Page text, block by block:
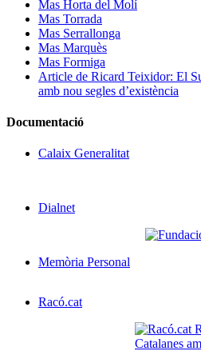
Mas Horta del Molí
Mas Torrada
Mas Serrallonga
Mas Marquès
Mas Formiga
Article de Ricard Teixidor: El
amb nou segles d’existència
Documentació
Calaix Generalitat
Dialnet
Memòria Personal
Racó.cat